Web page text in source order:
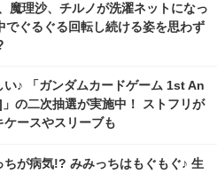
魔理沙、チルノが洗濯ネットになっ
ぐるぐる回転し続ける姿を思わず
い♪ 「ガンダムカードゲーム 1st An
の二次抽選が実施中！ ストフリが
ースやスリーブも
ちが病気!? みみっちはもぐもぐ♪ 生